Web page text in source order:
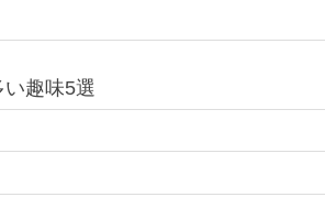
趣味5選